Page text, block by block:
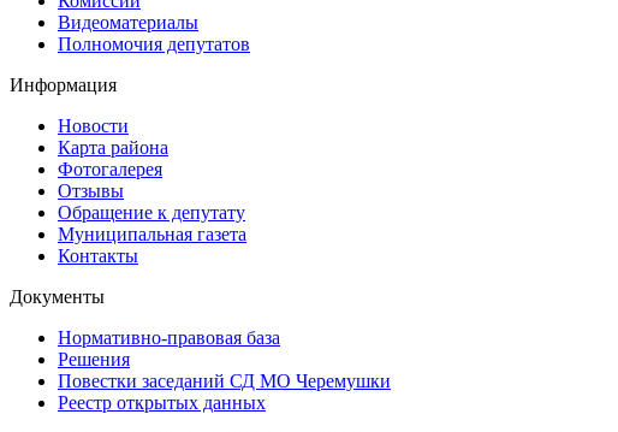
Видеоматериалы
Полномочия депутатов
Информация
Новости
Карта района
Фотогалерея
Отзывы
Обращение к депутату
Муниципальная газета
Контакты
Документы
Нормативно-правовая база
Решения
Повестки заседаний СД МО Черемушки
Реестр открытых данных